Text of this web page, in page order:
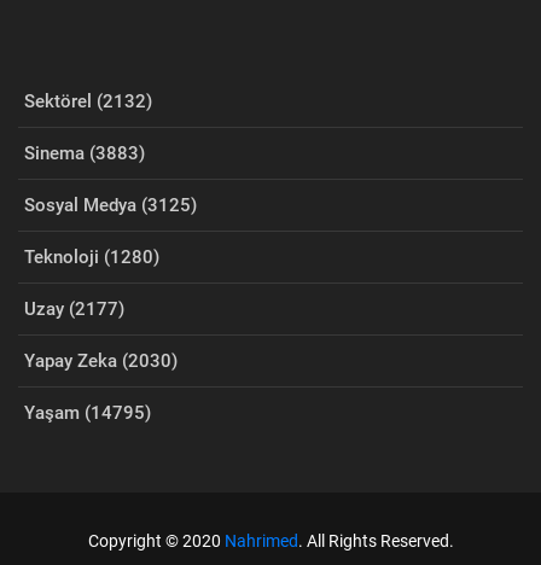
Sektörel (2132)
Sinema (3883)
Sosyal Medya (3125)
Teknoloji (1280)
Uzay (2177)
Yapay Zeka (2030)
Yaşam (14795)
Copyright © 2020 Nahrimed. All Rights Reserved.